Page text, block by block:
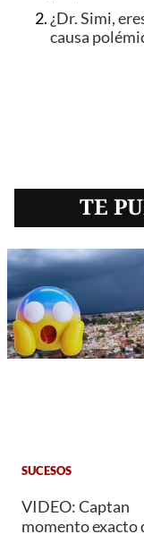
¿Dr. Simi,
causa
TE
SUCESOS
VIDEO: Captan
momento exacto